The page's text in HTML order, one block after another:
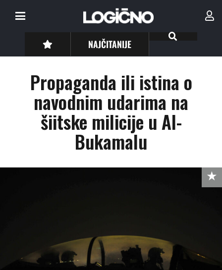
NAJČITANIJE
Propaganda ili istina o
navodnim udarima na
šiitske milicije u Al-
Bukamalu